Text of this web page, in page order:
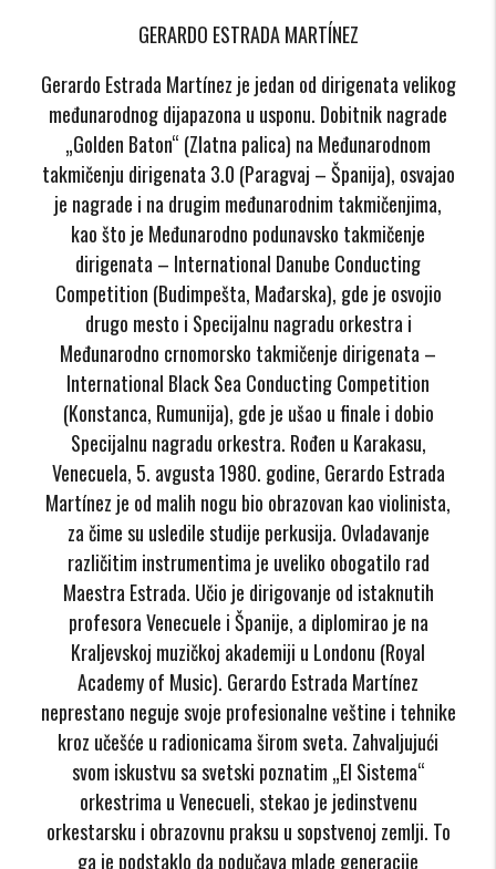
GERARDO ESTRADA MARTÍNEZ
Gerardo Estrada Martínez je jedan od dirigenata velikog
međunarodnog dijapazona u usponu. Dobitnik nagrade
„Golden Baton“ (Zlatna palica) na Međunarodnom
takmičenju dirigenata 3.0 (Paragvaj – Španija), osvajao
je nagrade i na drugim međunarodnim takmičenjima,
kao što je Međunarodno podunavsko takmičenje
dirigenata – International Danube Conducting
Competition (Budimpešta, Mađarska), gde je osvojio
drugo mesto i Specijalnu nagradu orkestra i
Međunarodno crnomorsko takmičenje dirigenata –
International Black Sea Conducting Competition
(Konstanca, Rumunija), gde je ušao u finale i dobio
Specijalnu nagradu orkestra. Rođen u Karakasu,
Venecuela, 5. avgusta 1980. godine, Gerardo Estrada
Martínez je od malih nogu bio obrazovan kao violinista,
za čime su usledile studije perkusija. Ovladavanje
različitim instrumentima je uveliko obogatilo rad
Maestra Estrada. Učio je dirigovanje od istaknutih
profesora Venecuele i Španije, a diplomirao je na
Kraljevskoj muzičkoj akademiji u Londonu (Royal
Academy of Music). Gerardo Estrada Martínez
neprestano neguje svoje profesionalne veštine i tehnike
kroz učešće u radionicama širom sveta. Zahvaljujući
svom iskustvu sa svetski poznatim „El Sistema“
orkestrima u Venecueli, stekao je jedinstvenu
orkestarsku i obrazovnu praksu u sopstvenoj zemlji. To
ga je podstaklo da podučava mlade generacije